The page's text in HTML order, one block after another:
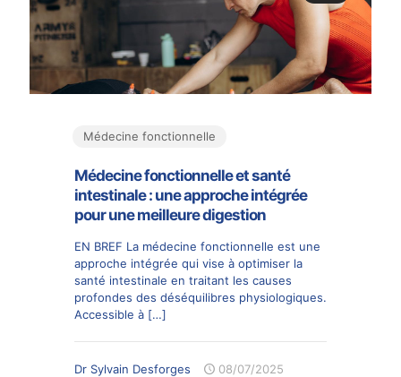
Médecine fonctionnelle
Médecine fonctionnelle et santé
intestinale : une approche intégrée
pour une meilleure digestion
EN BREF La médecine fonctionnelle est une
approche intégrée qui vise à optimiser la
santé intestinale en traitant les causes
profondes des déséquilibres physiologiques.
Accessible à […]
Dr Sylvain Desforges 08/07/2025